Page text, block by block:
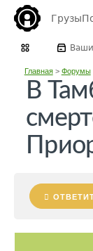
Грузы
Главная> Форумы
В